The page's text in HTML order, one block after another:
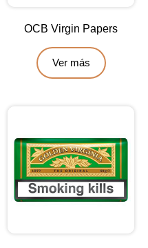
OCB Virgin Papers
Ver más